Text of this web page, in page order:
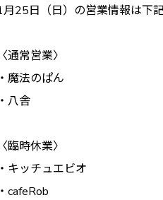
月25日（日）の営業情報は下記
〈通常営業〉
・魔法のぱん
・八舎
〈臨時休業〉
・キッチュエビオ
・cafeRob